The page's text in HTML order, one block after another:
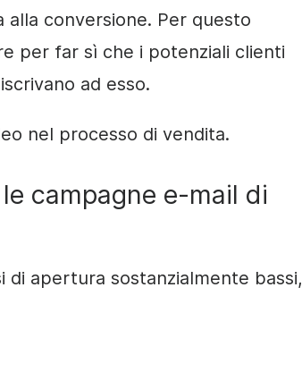
conversione. Per questo
per far sì che i potenziali clienti
ad esso.
nel processo di vendita.
campagne e-mail di
di apertura sostanzialmente bassi,